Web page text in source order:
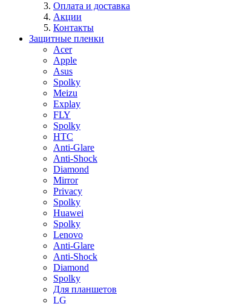
Оплата и доставка
Акции
Контакты
Защитные пленки
Acer
Apple
Asus
Spolky
Meizu
Explay
FLY
Spolky
HTC
Anti-Glare
Anti-Shock
Diamond
Mirror
Privacy
Spolky
Huawei
Spolky
Lenovo
Anti-Glare
Anti-Shock
Diamond
Spolky
Для планшетов
LG